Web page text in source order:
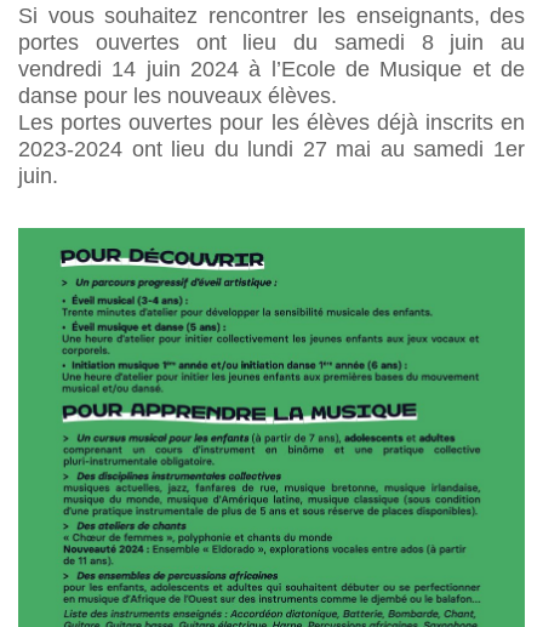
Si vous souhaitez rencontrer les enseignants, des
portes ouvertes ont lieu du samedi 8 juin au
vendredi 14 juin 2024 à l’Ecole de Musique et de
danse pour les nouveaux élèves.
Les portes ouvertes pour les élèves déjà inscrits en
2023-2024 ont lieu du lundi 27 mai au samedi 1er
juin.